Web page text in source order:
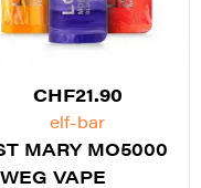
CHF21.90
elf-bar
MARY MO5000
VAPE